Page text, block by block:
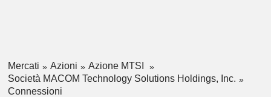
Mercati Azioni
Azione MTSI
Società MACOM Technology Solutions Holdings, Inc.
Connessioni